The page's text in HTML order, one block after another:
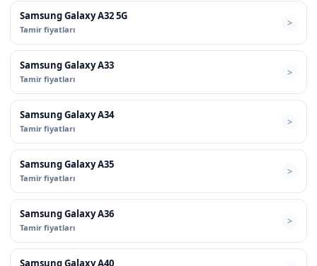
Samsung Galaxy A32 5G
Tamir fiyatları
Samsung Galaxy A33
Tamir fiyatları
Samsung Galaxy A34
Tamir fiyatları
Samsung Galaxy A35
Tamir fiyatları
Samsung Galaxy A36
Tamir fiyatları
Samsung Galaxy A40